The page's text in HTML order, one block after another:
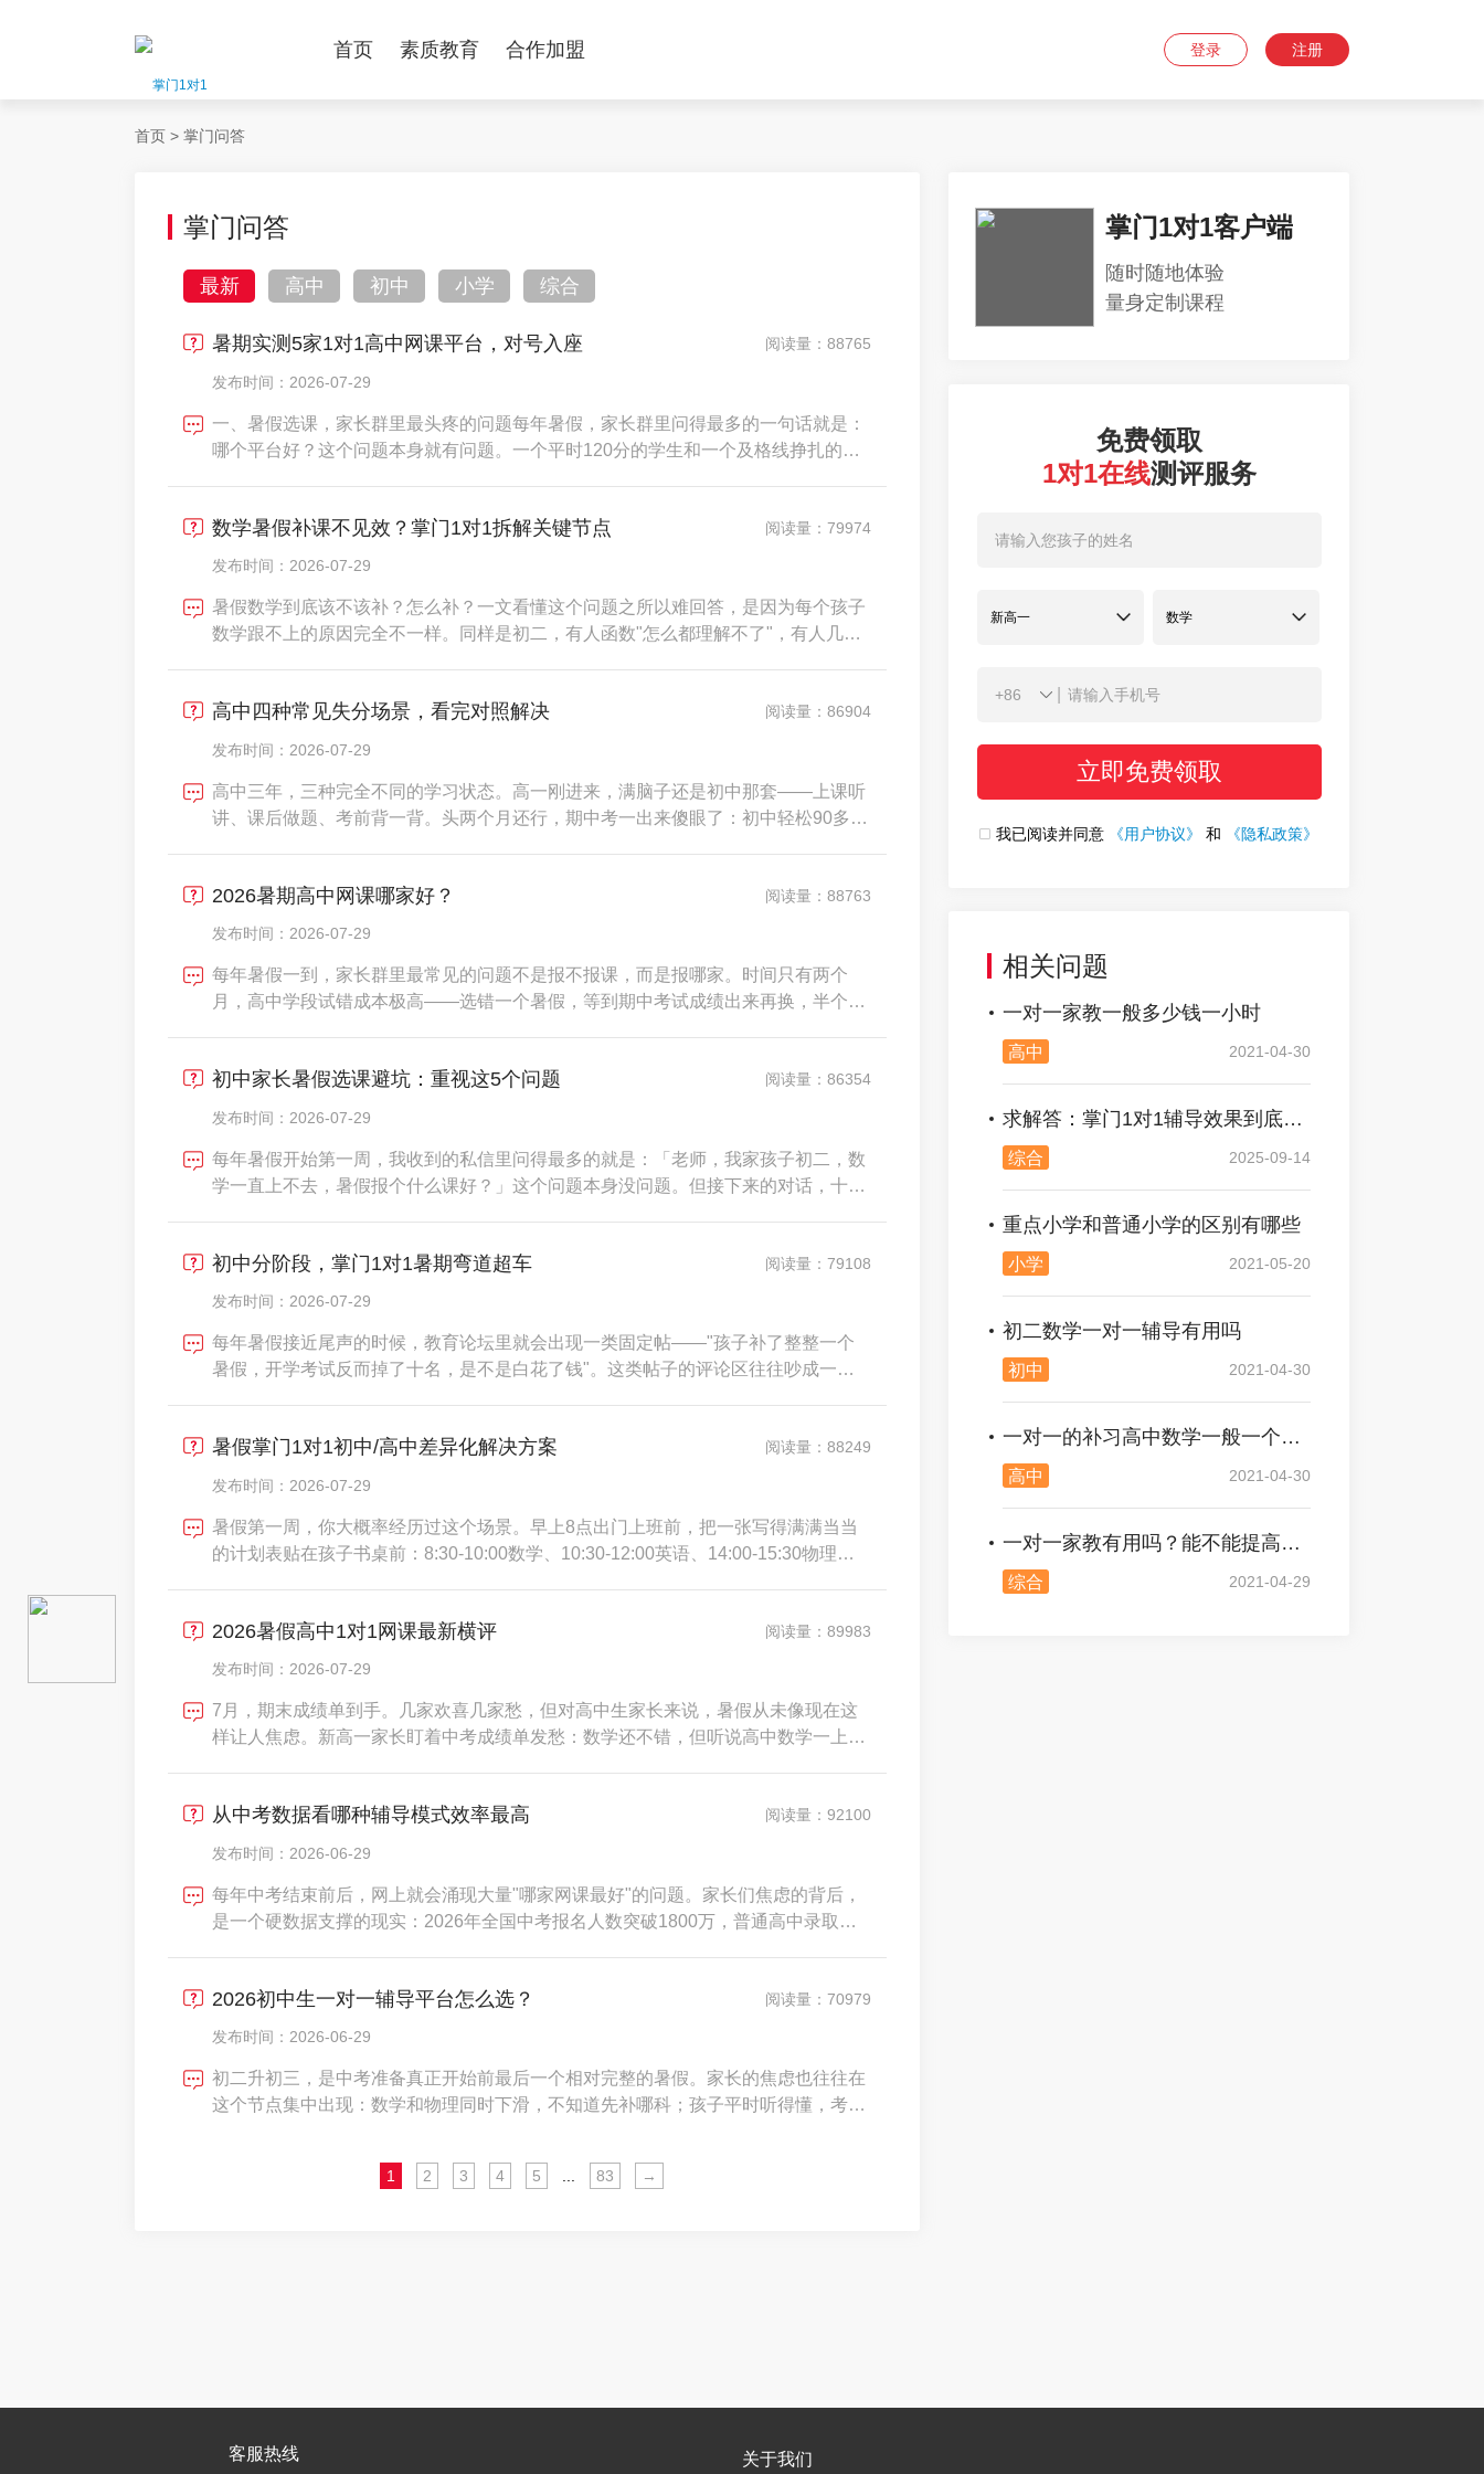
首页 素质教育 合作加盟 登录 注册
首页 > 掌门问答
掌门问答
最新 高中 初中 小学 综合
暑期实测5家1对1高中网课平台，对号入座 阅读量：88765
发布时间：2026-07-29
一、暑假选课，家长群里最头疼的问题每年暑假，家长群里问得最多的一句话就是：
哪个平台好？这个问题本身就有问题。一个平时120分的学生和一个及格线挣扎的学
逻辑。先搞清楚孩子属于
数学暑假补课不见效？掌门1对1拆解关键节点 阅读量：79974
发布时间：2026-07-29
暑假数学到底该不该补？怎么补？一文看懂这个问题之所以难回答，是因为每个孩子
数学跟不上的原因完全不一样。同样是初二，有人函数"怎么都理解不了"，有人几何
你的数学短板到底在哪
高中四种常见失分场景，看完对照解决 阅读量：86904
发布时间：2026-07-29
高中三年，三种完全不同的学习状态。高一刚进来，满脑子还是初中那套——上课听
讲、课后做题、考前背一背。头两个月还行，期中考一出来傻眼了：初中轻松90多
恰是整个高中密度最大、深
2026暑期高中网课哪家好？ 阅读量：88763
发布时间：2026-07-29
每年暑假一到，家长群里最常见的问题不是报不报课，而是报哪家。时间只有两个
月，高中学段试错成本极高——选错一个暑假，等到期中考试成绩出来再换，半个学
配。2026年的
初中家长暑假选课避坑：重视这5个问题 阅读量：86354
发布时间：2026-07-29
每年暑假开始第一周，我收到的私信里问得最多的就是：「老师，我家孩子初二，数
学一直上不去，暑假报个什么课好？」这个问题本身没问题。但接下来的对话，十有
尾都没问过。这不是家长的问
初中分阶段，掌门1对1暑期弯道超车 阅读量：79108
发布时间：2026-07-29
每年暑假接近尾声的时候，教育论坛里就会出现一类固定帖——"孩子补了整整一个
暑假，开学考试反而掉了十名，是不是白花了钱"。这类帖子的评论区往往吵成一
层逻辑上就是三种完全不同的
暑假掌门1对1初中/高中差异化解决方案 阅读量：88249
发布时间：2026-07-29
暑假第一周，你大概率经历过这个场景。早上8点出门上班前，把一张写得满满当当
的计划表贴在孩子书桌前：8:30-10:00数学、10:30-12:00英语、14:00-15:30物理、
2026暑假高中1对1网课最新横评 阅读量：89983
发布时间：2026-07-29
7月，期末成绩单到手。几家欢喜几家愁，但对高中生家长来说，暑假从未像现在这
样让人焦虑。新高一家长盯着中考成绩单发愁：数学还不错，但听说高中数学一上来
一轮复习马上开始，但
从中考数据看哪种辅导模式效率最高 阅读量：92100
发布时间：2026-06-29
每年中考结束前后，网上就会涌现大量"哪家网课最好"的问题。家长们焦虑的背后，
是一个硬数据支撑的现实：2026年全国中考报名人数突破1800万，普通高中录取率
艾
2026初中生一对一辅导平台怎么选？ 阅读量：70979
发布时间：2026-06-29
初二升初三，是中考准备真正开始前最后一个相对完整的暑假。家长的焦虑也往往在
这个节点集中出现：数学和物理同时下滑，不知道先补哪科；孩子平时听得懂，考试
用内容不懂本地进度、上完
1 2 3 4 5 83 →
掌门1对1客户端
随时随地体验
量身定制课程
免费领取
1对1在线测评服务
立即免费领取
我已阅读并同意 《用户协议》 和 《隐私政策》
相关问题
一对一家教一般多少钱一小时
高中 2021-04-30
求解答：掌门1对1辅导效果到底好不好？
综合 2025-09-14
重点小学和普通小学的区别有哪些
小学 2021-05-20
初二数学一对一辅导有用吗
初中 2021-04-30
一对一的补习高中数学一般一个小时多少钱
高中 2021-04-30
一对一家教有用吗？能不能提高成绩
综合 2021-04-29
客服热线 关于我们